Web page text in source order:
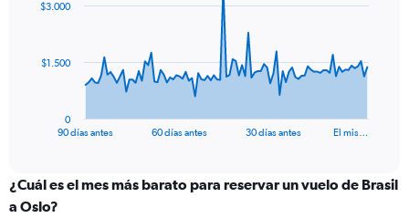
data
The
categories.
Range:
90 días antes 60 días antes 30 días antes El mis…
0
$1.500
$3.000
¿Cuál es el mes más barato para reservar un vuelo de Brasil
a Oslo?